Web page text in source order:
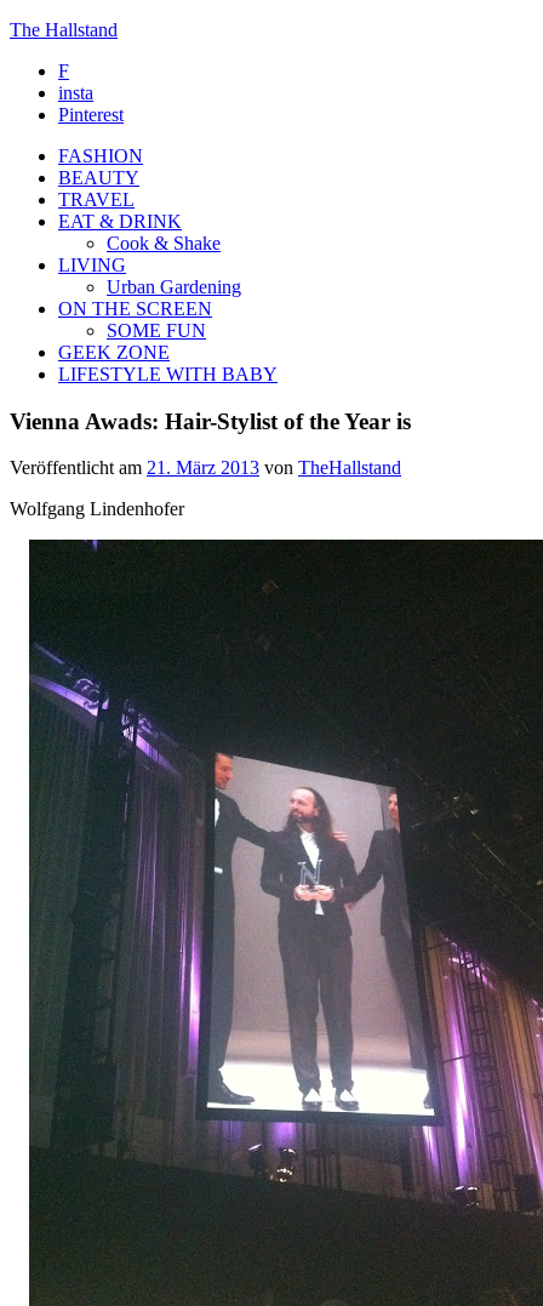
The Hallstand
F
insta
Pinterest
FASHION
BEAUTY
TRAVEL
EAT & DRINK
Cook & Shake
LIVING
Urban Gardening
ON THE SCREEN
SOME FUN
GEEK ZONE
LIFESTYLE WITH BABY
Vienna Awads: Hair-Stylist of the Year is
Veröffentlicht am 21. März 2013 von TheHallstand
Wolfgang Lindenhofer